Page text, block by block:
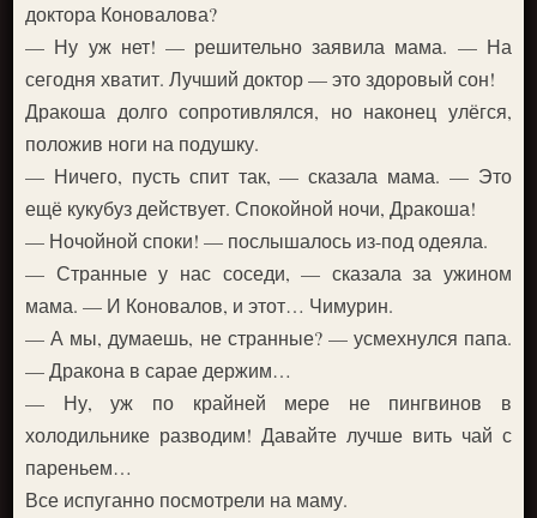
доктора Коновалова?
— Ну уж нет! — решительно заявила мама. — На
сегодня хватит. Лучший доктор — это здоровый сон!
Дракоша долго сопротивлялся, но наконец улёгся,
положив ноги на подушку.
— Ничего, пусть спит так, — сказала мама. — Это
ещё кукубуз действует. Спокойной ночи, Дракоша!
— Ночойной споки! — послышалось из-под одеяла.
— Странные у нас соседи, — сказала за ужином
мама. — И Коновалов, и этот… Чимурин.
— А мы, думаешь, не странные? — усмехнулся папа.
— Дракона в сарае держим…
— Ну, уж по крайней мере не пингвинов в
холодильнике разводим! Давайте лучше вить чай с
пареньем…
Все испуганно посмотрели на маму.